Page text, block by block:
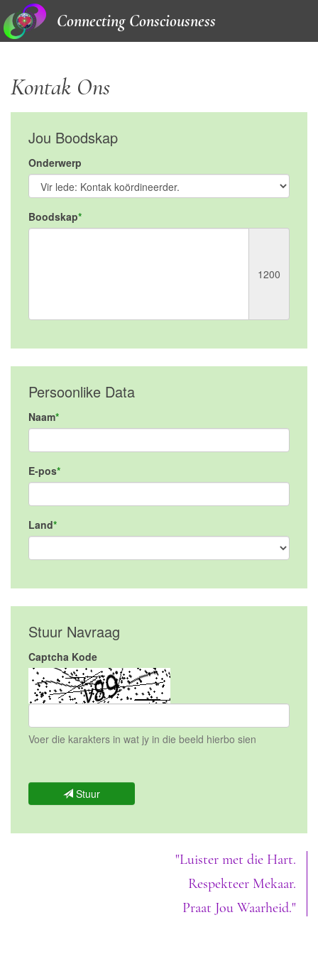
Connecting Consciousness
Kontak Ons
Jou Boodskap
Onderwerp
Boodskap
1200
Persoonlike Data
Naam
E-pos
Land
Stuur Navraag
Captcha Kode
Voer die karakters in wat jy in die beeld hierbo sien
Stuur
"Luister met die Hart.
Respekteer Mekaar.
Praat Jou Waarheid."